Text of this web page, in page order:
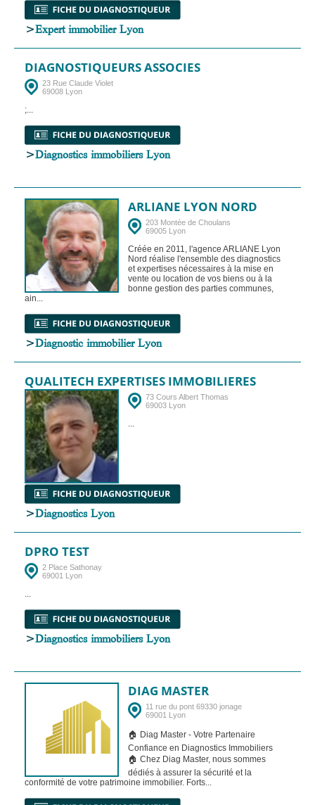
>Expert immobilier Lyon
DIAGNOSTIQUEURS ASSOCIES
23 Rue Claude Violet
69008 Lyon
;...
>Diagnostics immobiliers Lyon
ARLIANE LYON NORD
203 Montée de Choulans
69005 Lyon
Créée en 2011, l'agence ARLIANE Lyon
Nord réalise l'ensemble des diagnostics
et expertises nécessaires à la mise en
vente ou location de vos biens ou à la
bonne gestion des parties communes,
ain...
>Diagnostic immobilier Lyon
QUALITECH EXPERTISES IMMOBILIERES
73 Cours Albert Thomas
69003 Lyon
...
>Diagnostics Lyon
DPRO TEST
2 Place Sathonay
69001 Lyon
...
>Diagnostics immobiliers Lyon
DIAG MASTER
11 rue du pont 69330 jonage
69001 Lyon
🏠 Diag Master - Votre Partenaire
Confiance en Diagnostics Immobiliers
🏠 Chez Diag Master, nous sommes
dédiés à assurer la sécurité et la
conformité de votre patrimoine immobilier. Forts...